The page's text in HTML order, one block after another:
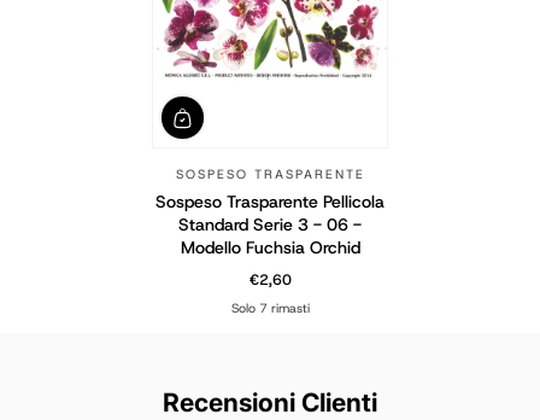
SOSPESO TRASPARENTE
Sospeso Trasparente Pellicola
Standard Serie 3 - 06 -
Modello Fuchsia Orchid
Prezzo normale
€2,60
Solo 7 rimasti
Recensioni Clienti